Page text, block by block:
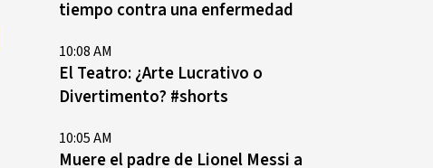
tiempo contra una enfermedad
10:08 AM
El Teatro: ¿Arte Lucrativo o
Divertimento? #shorts
10:05 AM
Muere el padre de Lionel Messi a